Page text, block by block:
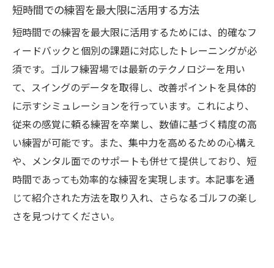
短時間での練習を最大限に活用する方法
短時間での練習を最大限に活用するためには、的確なフ
ィードバックと個別の課題に対応したトレーニングが必
須です。ゴルフ練習場では最新のテクノロジーを用い
て、スイングのデータを取得し、改善ポイントを具体的
に示すシミュレーションを行っています。これにより、
従来の感覚に頼る練習を卒業し、数値に基づく精度の高
い練習が可能です。また、集中力を高めるための心構え
や、メンタル面でのサポートも併せて提供しており、短
時間であっても効率的な練習を実現します。本記事を通
じて紹介された方法を取り入れ、さらなるゴルフの楽し
さを見つけてください。